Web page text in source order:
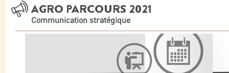
AGRO PARCOURS 2021
Communication stratégique